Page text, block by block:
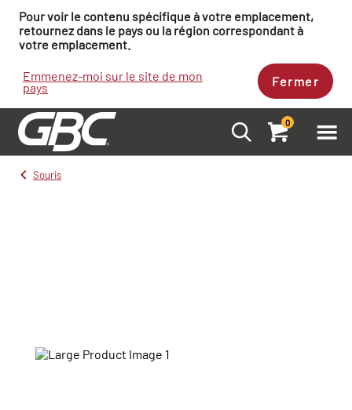
Pour voir le contenu spécifique à votre emplacement,
retournez dans le pays ou la région correspondant à
votre emplacement.
Emmenez-moi sur le site de mon
pays Fermer
0
Souris